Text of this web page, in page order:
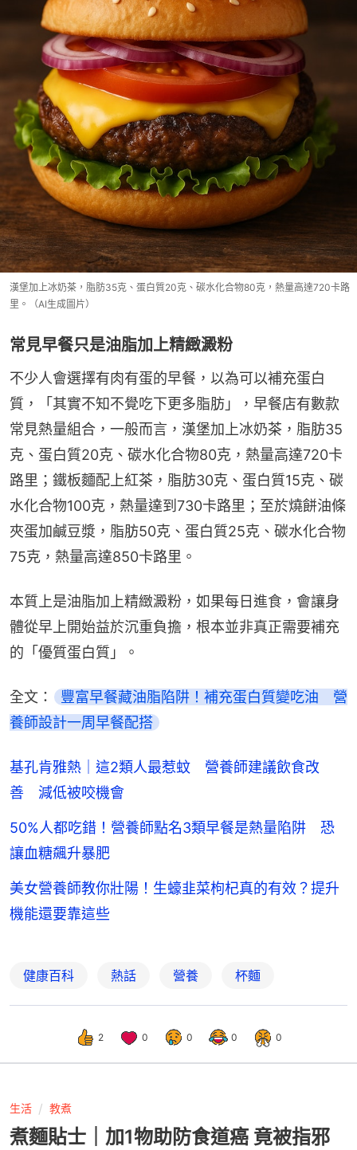
漢堡加上冰奶茶，脂肪35克、蛋白質20克、碳水化合物80克，熱量高達720卡路
里。（AI生成圖片）
常見早餐只是油脂加上精緻澱粉
不少人會選擇有肉有蛋的早餐，以為可以補充蛋白
質，「其實不知不覺吃下更多脂肪」，早餐店有數款
常見熱量組合，一般而言，漢堡加上冰奶茶，脂肪35
克、蛋白質20克、碳水化合物80克，熱量高達720卡
路里；鐵板麵配上紅茶，脂肪30克、蛋白質15克、碳
水化合物100克，熱量達到730卡路里；至於燒餅油條
夾蛋加鹹豆漿，脂肪50克、蛋白質25克、碳水化合物
75克，熱量高達850卡路里。
本質上是油脂加上精緻澱粉，如果每日進食，會讓身
體從早上開始益於沉重負擔，根本並非真正需要補充
的「優質蛋白質」。
全文：
豐富早餐藏油脂陷阱！補充蛋白質變吃油　營
養師設計一周早餐配搭
基孔肯雅熱｜這2類人最惹蚊 營養師建議飲食改
善 減低被咬機會
50%人都吃錯！營養師點名3類早餐是熱量陷阱 恐
讓血糖飆升暴肥
美女營養師教你壯陽！生蠔韭菜枸杞真的有效？提升
機能還要靠這些
健康百科 熱話 營養 杯麵
2 0 0 0 0
生活 教煮
煮麵貼士｜加1物助防食道癌 竟被指邪